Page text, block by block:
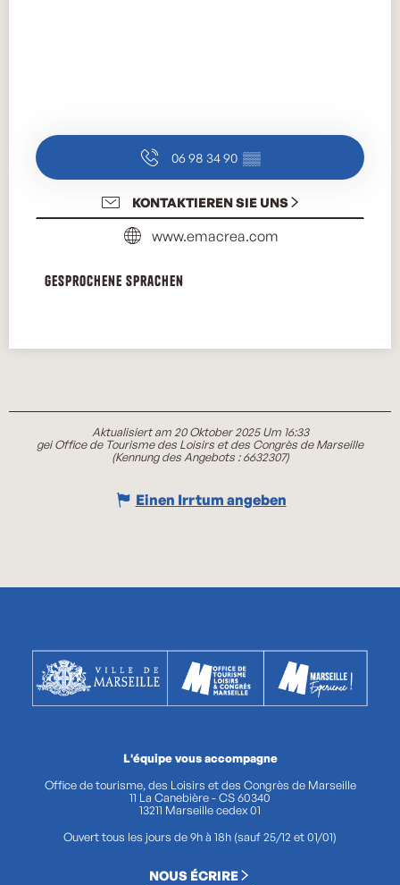
06 98 34 90 ▒▒
KONTAKTIEREN SIE UNS
www.emacrea.com
Gesprochene Sprachen
Gesprochene Sprachen
Aktualisiert am 20 Oktober 2025 Um 16:33
gei Office de Tourisme des Loisirs et des Congrès de Marseille
(Kennung des Angebots :6632307)
Einen Irrtum angeben
L'équipe vous accompagne
Office de tourisme, des Loisirs et des Congrès de Marseille
11 La Canebière - CS 60340
13211 Marseille cedex 01
Ouvert tous les jours de 9h à 18h (sauf 25/12 et 01/01)
NOUS ÉCRIRE